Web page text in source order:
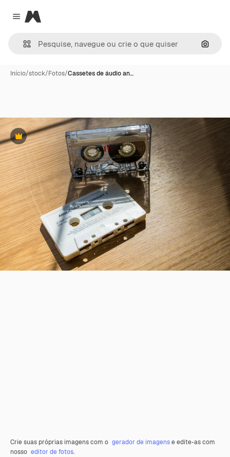
Close menu
Magnific
Início/stock/Fotos/Cassetes de áudio an…
Premium
Crie suas próprias imagens com o gerador de imagense edite-as com
nosso editor de fotos.